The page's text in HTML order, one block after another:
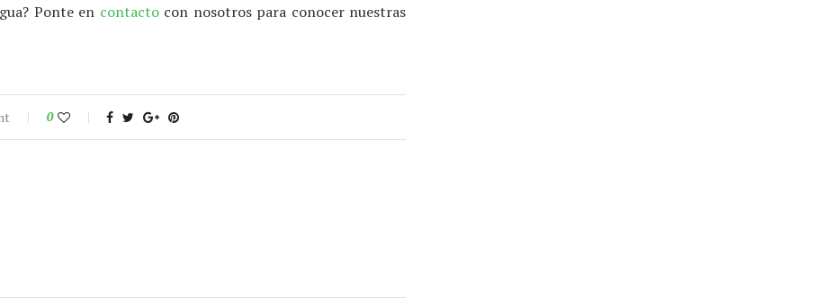
Ponte en contactocon nosotros para conocer nuestras
0